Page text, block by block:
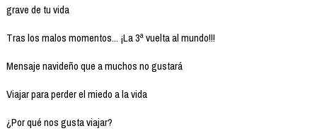
grave de tu vida
Tras los malos momentos... ¡La 3ª vuelta al mundo!!!
Mensaje navideño que a muchos no gustará
Viajar para perder el miedo a la vida
¿Por qué nos gusta viajar?